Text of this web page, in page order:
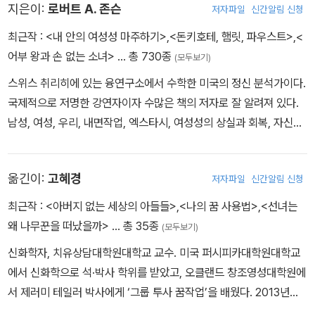
지은이: 로버트 A. 존슨 저자파일 신간알림 신청
최근작 : <내 안의 여성성 마주하기> <돈키호테, 햄릿, 파우스트> <
어부 왕과 손 없는 소녀> … 총 730종 (모두보기)
스위스 취리히에 있는 융연구소에서 수학한 미국의 정신 분석가이다.
국제적으로 저명한 강연자이자 수많은 책의 저자로 잘 알려져 있다.
남성, 여성, 우리, 내면작업, 엑스타시, 여성성의 상실과 회복, 자신의
ost and Regained; Transformation; Owning One’s Own Sha
dow; The Handless Maiden; Lying with the Heavenly Wom
an; Balancing Heaven and Earth; Contentment.) 등의 저서가
는 삶이 얼마나 경이와 아름다움과 신비로 가득 차게 되는지, 그리고
포스트모던 사회에서 어떻게 종교적인 자세로 살아가야 하는지를 전
삶으로 보여주는 증인이다.
옮긴이: 고혜경 저자파일 신간알림 신청
최근작 : <아버지 없는 세상의 아들들> <나의 꿈 사용법> <선녀는
왜 나무꾼을 떠났을까> … 총 35종 (모두보기)
신화학자, 치유상담대학원대학교 교수. 미국 퍼시피카대학원대학교
에서 신화학으로 석·박사 학위를 받았고, 오클랜드 창조영성대학원에
서 제러미 테일러 박사에게 ‘그룹 투사 꿈작업’을 배웠다. 2013년에